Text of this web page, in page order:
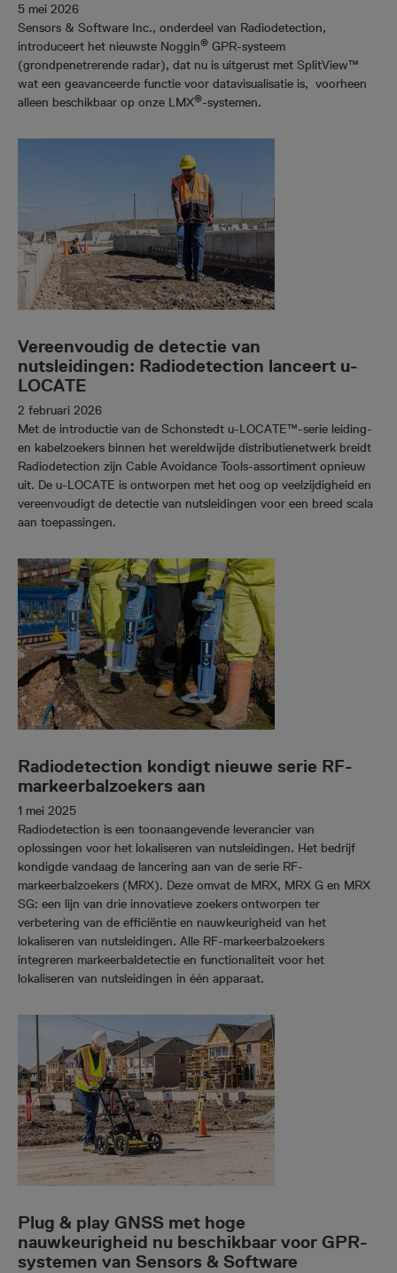
5 mei 2026
Sensors & Software Inc., onderdeel van Radiodetection,
introduceert het nieuwste Noggin® GPR-systeem
(grondpenetrerende radar), dat nu is uitgerust met SplitView™
wat een geavanceerde functie voor datavisualisatie is, voorheen
alleen beschikbaar op onze LMX®-systemen.
Vereenvoudig de detectie van
nutsleidingen: Radiodetection lanceert u-
LOCATE
2 februari 2026
Met de introductie van de Schonstedt u-LOCATE™-serie leiding-
en kabelzoekers binnen het wereldwijde distributienetwerk breidt
Radiodetection zijn Cable Avoidance Tools-assortiment opnieuw
uit. De u-LOCATE is ontworpen met het oog op veelzijdigheid en
vereenvoudigt de detectie van nutsleidingen voor een breed scala
aan toepassingen.
Radiodetection kondigt nieuwe serie RF-
markeerbalzoekers aan
1 mei 2025
Radiodetection is een toonaangevende leverancier van
oplossingen voor het lokaliseren van nutsleidingen. Het bedrijf
kondigde vandaag de lancering aan van de serie RF-
markeerbalzoekers (MRX). Deze omvat de MRX, MRX G en MRX
SG: een lijn van drie innovatieve zoekers ontworpen ter
verbetering van de efficiëntie en nauwkeurigheid van het
lokaliseren van nutsleidingen. Alle RF-markeerbalzoekers
integreren markeerbaldetectie en functionaliteit voor het
lokaliseren van nutsleidingen in één apparaat.
Plug & play GNSS met hoge
nauwkeurigheid nu beschikbaar voor GPR-
systemen van Sensors & Software